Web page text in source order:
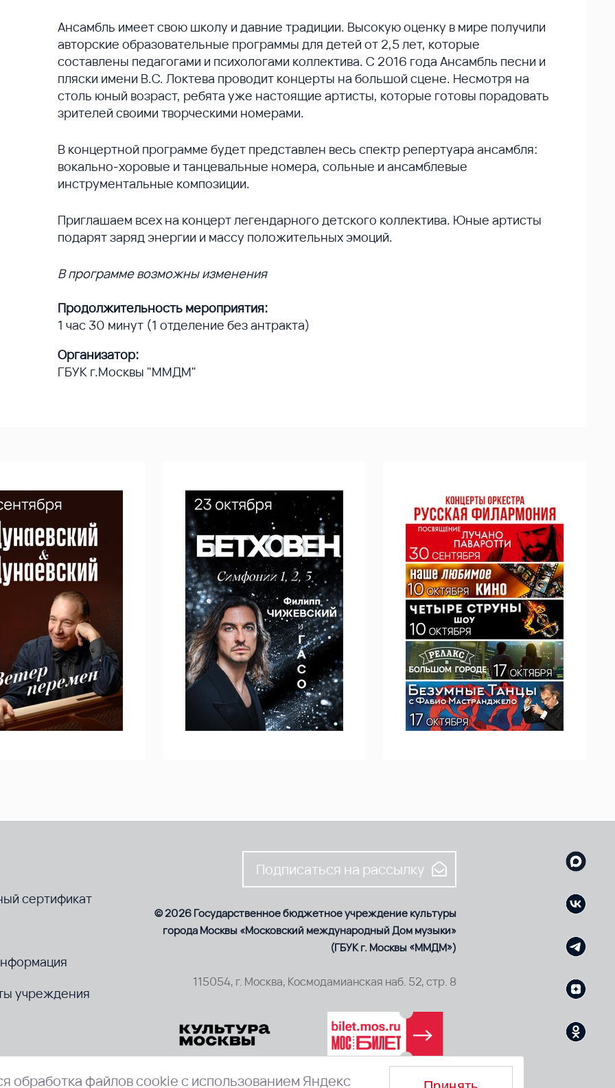
Ансамбль имеет свою школу и давние традиции. Высокую оценку в мире получили
авторские образовательные программы для детей от 2,5 лет, которые
составлены педагогами и психологами коллектива. С 2016 года Ансамбль песни и
пляски имени В.С. Локтева проводит концерты на большой сцене. Несмотря на
столь юный возраст, ребята уже настоящие артисты, которые готовы порадовать
зрителей своими творческими номерами.
В концертной программе будет представлен весь спектр репертуара ансамбля:
вокально-хоровые и танцевальные номера, сольные и ансамблевые
инструментальные композиции.
Приглашаем всех на концерт легендарного детского коллектива. Юные артисты
подарят заряд энергии и массу положительных эмоций.
В программе возможны изменения
Продолжительность мероприятия:
1 час 30 минут (1 отделение без антракта)
Организатор:
ГБУК г.Москвы "ММДМ"
сертификат
учреждения
Подписаться на рассылку
© 2026 Государственное бюджетное учреждение культуры
города Москвы «Московский международный Дом музыки»
(ГБУК г. Москвы «ММДМ»)
115054, г. Москва, Космодамианская наб. 52, стр. 8
обработка файлов cookie с использованием Яндекс